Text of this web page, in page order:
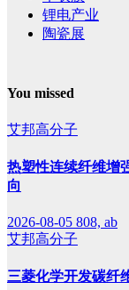
锂电产业
陶瓷展
You missed
艾邦高分子
热塑性连续纤维增
向
2026-08-05 808, ab
艾邦高分子
三菱化学开发碳纤